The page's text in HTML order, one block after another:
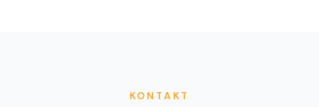
KONTAKT